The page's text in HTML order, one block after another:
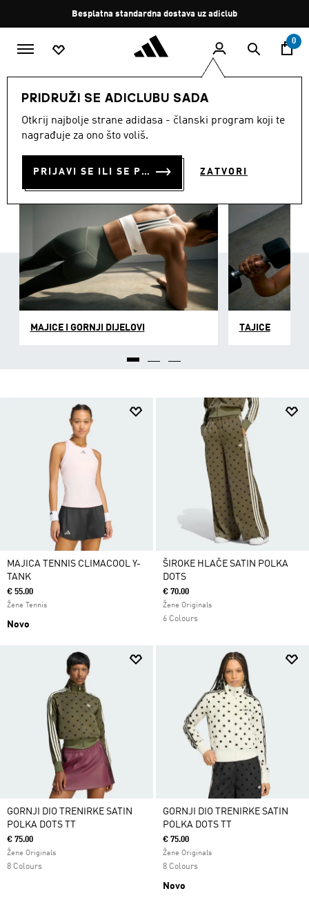
Zaustavi
rotaciju
Besplatna standardna dostava uz adiclub
0
PRIDRUŽI SE ADICLUBU SADA
Otkrij najbolje strane adidasa - članski program koji te
nagrađuje za ono što voliš.
PRIJAVI SE ILI SE PRIDRUŽI SADA ZATVORI
ŽENE Odjeća
ODJEĆA
MAJICE I GORNJI DIJELOVI TAJICE
MAJICA TENNIS CLIMACOOL Y-
TANK
€ 55.00
Žene Tennis
Novo
ŠIROKE HLAČE SATIN POLKA
DOTS
€ 70.00
Žene Originals
6 Colours
GORNJI DIO TRENIRKE SATIN
POLKA DOTS TT
€ 75.00
Žene Originals
8 Colours
GORNJI DIO TRENIRKE SATIN
POLKA DOTS TT
€ 75.00
Žene Originals
8 Colours
Novo